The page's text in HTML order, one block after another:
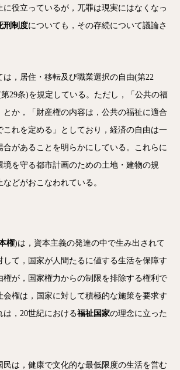
に役立っているが，兀罪は現実にはなくなっ
刑制度についても，その存続について議論さ
は，居住・移転及び職業選択の自由(第22
29条)を規定している。ただし，「公共の福
とか，「財産権の内容は，公共の福祉に適合
これを定める」としており，経済の自由は一
合があることを明らかにしている。これらに
境を守る都市計画のための土地・建物の規
どがおこなわれている。
権)は，資本主義の発達の中で生み出されて
して，国家が人間たるに値する生活を保障す
権が，国家権力からの制限を排除する権利で
会権は，国家に対して積極的な施策を要求す
は，20世紀における福祉国家の理念に立った
民は，健康で文化的な最低限度の生活を営む